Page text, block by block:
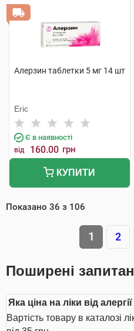
Алерзин таблетки 5 мг 14 шт
Егіс
Є в наявності
від 160.00 грн
КУПИТИ
Показано 36 з 106
1 2
Поширені
Яка ціна на ліки від
Вартість товару в каталозі